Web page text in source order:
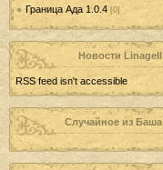
Граница Ада 1.0.4 [0]
Новости LinageII
RSS feed isn't accessible
Случайное из Баша